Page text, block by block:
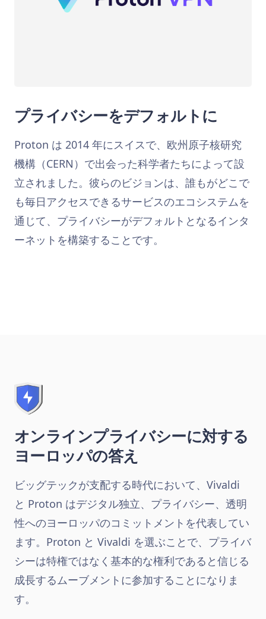
プライバシーをデフォルトに
Proton は 2014 年にスイスで、欧州原子核研究
機構（CERN）で出会った科学者たちによって設
立されました。彼らのビジョンは、誰もがどこで
も毎日アクセスできるサービスのエコシステムを
通じて、プライバシーがデフォルトとなるインタ
ーネットを構築することです。
オンラインプライバシーに対する
ヨーロッパの答え
ビッグテックが支配する時代において、Vivaldi
と Proton はデジタル独立、プライバシー、透明
性へのヨーロッパのコミットメントを代表してい
ます。Proton と Vivaldi を選ぶことで、プライバ
シーは特権ではなく基本的な権利であると信じる
成長するムーブメントに参加することになりま
す。